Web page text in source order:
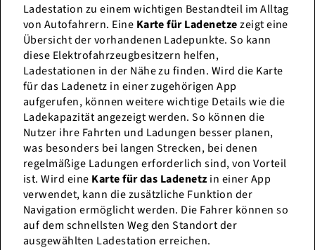
Ladestation zu einem wichtigen Bestandteil im Alltag
von Autofahrern. Eine Karte für Ladenetzezeigt eine
Übersicht der vorhandenen Ladepunkte. So kann
diese Elektrofahrzeugbesitzern helfen,
Ladestationen in der Nähe zu finden. Wird die Karte
für das Ladenetz in einer zugehörigen App
aufgerufen, können weitere wichtige Details wie die
Ladekapazität angezeigt werden. So können die
Nutzer ihre Fahrten und Ladungen besser planen,
was besonders bei langen Strecken, bei denen
regelmäßige Ladungen erforderlich sind, von Vorteil
ist. Wird eine Karte für das Ladenetz in einer App
verwendet, kann die zusätzliche Funktion der
Navigation ermöglicht werden. Die Fahrer können so
auf dem schnellsten Weg den Standort der
ausgewählten Ladestation erreichen.